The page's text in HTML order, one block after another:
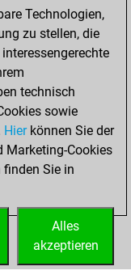
Technologien,
zu stellen, die
technisch
sowie
Hierkönnen Sie der
Marketing-Cookies
Sie in
Alles
akzeptieren